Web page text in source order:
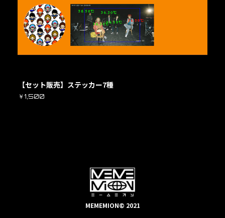
【セット販売】ステッカー7種
￥1,500
MEMEMION© 2021